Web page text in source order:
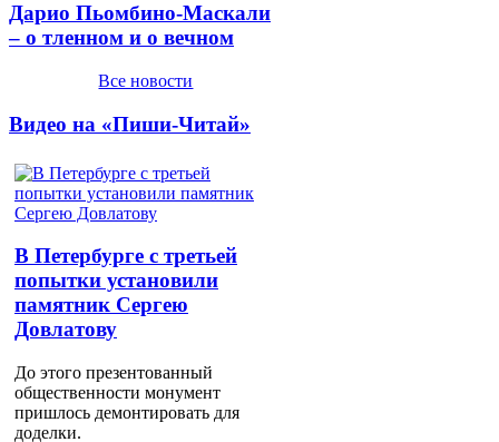
Дарио Пьомбино-Маскали
– о тленном и о вечном
Все новости
Видео на «Пиши-Читай»
В Петербурге с третьей
попытки установили
памятник Сергею
Довлатову
До этого презентованный
общественности монумент
пришлось демонтировать для
доделки.